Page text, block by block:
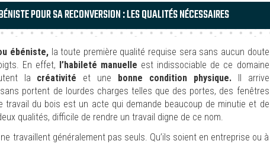
POUR SA RECONVERSION : LES QUALITÉS NÉCESSAIRES
ébéniste, la toute première qualité requise sera sans aucun doute
En effet, l’habileté manuelle est indissociable de ce domaine
la créativité et une bonne condition physique.Il arrive
portent de lourdes charges telles que des portes, des fenêtres
travail du bois est un acte qui demande beaucoup de minutie et de
qualités, difficile de rendre un travail digne de ce nom.
travaillent généralement pas seuls. Qu’ils soient en entreprise ou à